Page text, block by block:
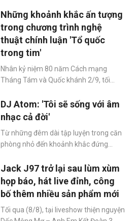
khoảng 80 nghệ sĩ tên tuổi hòa giọng
trong những ca khúc tràn đầy tinh thần
yêu nước, hệ thống âm thanh rực rỡ và
màn trình diễn xúc động lan tỏa khắp
Quảng trường.
nghiệp và cũng là lời chào đầy xúc cảm
sau khi khép lại hành trình đáng nhớ tại
chương trình Em Xinh Say Hi. Sản
phẩm mới mang màu sắc trữ tình, sâu
lắng, khác biệt so với hình ảnh sôi động,
giàu năng lượng mà khán giả từng
quen thuộc.
Những khoảnh khắc ấn tượng
trong chương trình nghệ
thuật chính luận 'Tổ quốc
trong tim'
Nhân kỷ niệm 80 năm Cách mạng
Tháng Tám và Quốc khánh 2/9, tối
ban nhân dân thành phố Hà Nội tổ chức
chương trình nghệ thuật chính luận “Tổ
nhạc đặc sắc đã được thể hiện, mang
tới nhiều cung bậc cảm xúc cho cả khán
DJ Atom: 'Tôi sẽ sống với âm
nhạc cả đời'
Từ những đêm dài tập luyện trong căn
phòng nhỏ đến khoảnh khắc đứng
(Đặng Minh Hiệp) đã biến đam mê
thành con đường sống. Mỗi giai điệu
anh tạo ra không chỉ là âm thanh, mà là
sợi dây vô hình kết nối trái tim người
nghe.
Jack J97 trở lại sau lùm xùm
họp báo, hát live đỉnh, công
bố thêm nhiều sản phẩm mới
Tối qua (8/8), tại liveshow thiện nguyện